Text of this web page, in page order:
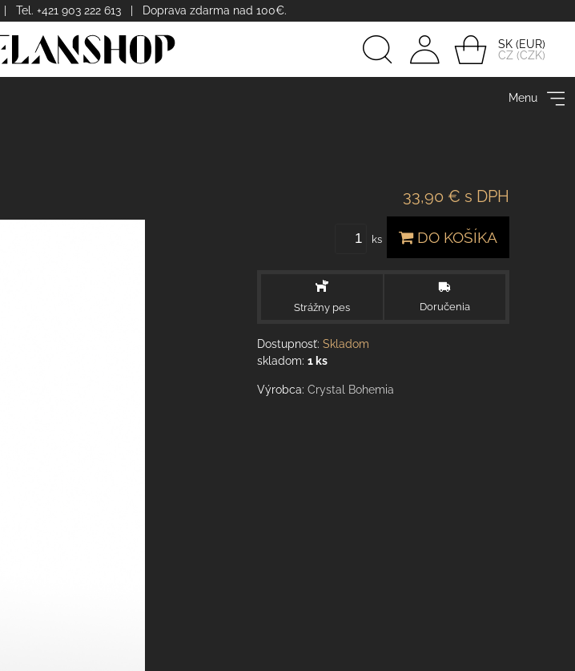
| Tel. +421 903 222 613 | Doprava zdarma nad 100€.
Prihlásiť
SK
CZ
Menu
33,90 € s DPH
ks DO KOŠÍKA
Strážny pes Doručenia
Dostupnosť: Skladom
skladom: 1 ks
Výrobca: Crystal Bohemia